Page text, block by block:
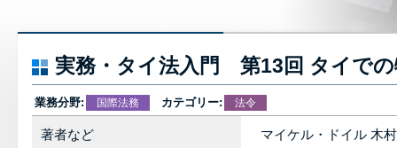
実務・タイ法入門 第13回 タイで
業務分野: 国際法務 カテゴリー: 法令
著者など マイケル・ドイル 木